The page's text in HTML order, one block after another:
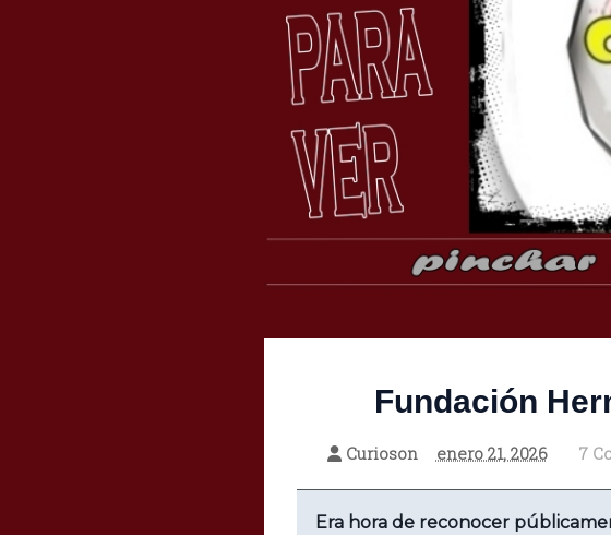
Fundación
Curioson enero 21, 2026 7
Era hora de reconocer